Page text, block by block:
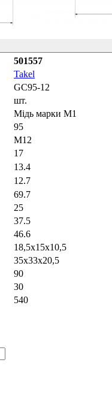
501557
Takel
GC95-12
шт.
Мідь марки М1
95
М12
17
13.4
12.7
69.7
25
37.5
46.6
18,5х15х10,5
35х33х20,5
90
30
540